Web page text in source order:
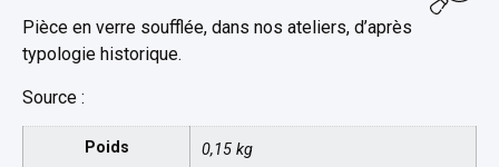
Pièce en verre soufflée, dans nos ateliers, d’après
typologie historique.
Source :
Poids 0,15 kg